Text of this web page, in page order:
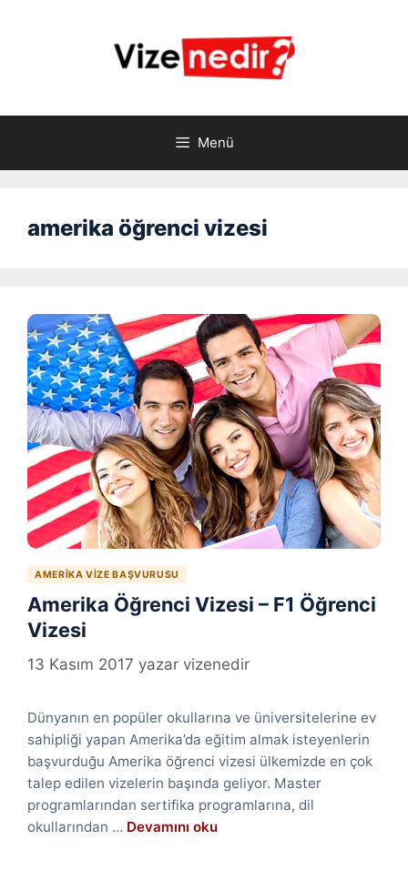
Menü
amerika öğrenci vizesi
AMERIKA VIZE BAŞVURUSU
Amerika Öğrenci Vizesi – F1 Öğrenci
Vizesi
13 Kasım 2017 yazar vizenedir
Dünyanın en popüler okullarına ve üniversitelerine ev
sahipliği yapan Amerika’da eğitim almak isteyenlerin
başvurduğu Amerika öğrenci vizesi ülkemizde en çok
talep edilen vizelerin başında geliyor. Master
programlarından sertifika programlarına, dil
okullarından … Devamını oku